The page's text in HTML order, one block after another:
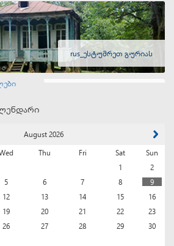
rus_ესტუმრეთ გურიას
rus_სასარგებლო ბმულები
August 2026
Thu Fri Sat
Sun
1
2
5 6 7 8
9
12 13 14 15
16
19 20 21 22
23
26 27 28 29
30